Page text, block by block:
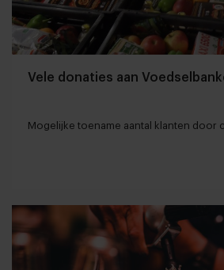
Vele donaties aan
Mogelijke toename aantal klanten door